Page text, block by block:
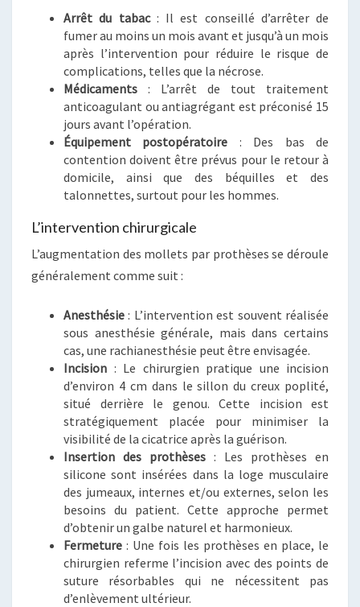
Arrêt du tabac: Il est conseillé d’arrêter de
fumer au moins un mois avant et jusqu’à un mois
après l’intervention pour réduire le risque de
complications, telles que la nécrose.
Médicaments : L’arrêt de tout traitement
anticoagulant ou antiagrégant est préconisé 15
jours avant l’opération.
Équipement postopératoire : Des bas de
contention doivent être prévus pour le retour à
domicile, ainsi que des béquilles et des
talonnettes, surtout pour les hommes.
L’intervention chirurgicale
L’augmentation des mollets par prothèses se déroule
généralement comme suit :
Anesthésie : L’intervention est souvent réalisée
sous anesthésie générale, mais dans certains
cas, une rachianesthésie peut être envisagée.
Incision : Le chirurgien pratique une incision
d’environ 4 cm dans le sillon du creux poplité,
situé derrière le genou. Cette incision est
stratégiquement placée pour minimiser la
visibilité de la cicatrice après la guérison.
Insertion des prothèses : Les prothèses en
silicone sont insérées dans la loge musculaire
des jumeaux, internes et/ou externes, selon les
besoins du patient. Cette approche permet
d’obtenir un galbe naturel et harmonieux.
Fermeture : Une fois les prothèses en place, le
chirurgien referme l’incision avec des points de
suture résorbables qui ne nécessitent pas
d’enlèvement ultérieur.